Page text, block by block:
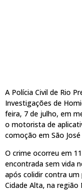
A Polícia Civil de Rio
Investigações de
feira, 7 de julho, em
o motorista de
comoção em São
O crime ocorreu em
encontrada sem vida
após colidir contra um
Cidade Alta, na